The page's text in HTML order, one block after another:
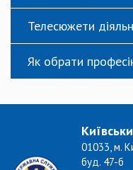
Телесюжети
Як обрати
01033, м.
буд. 47-б